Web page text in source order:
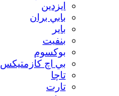
ايزدين
بابي بران
بایر
بنفيت
بوكسوم
بي اچ كازمتيكس
تاچا
تارت